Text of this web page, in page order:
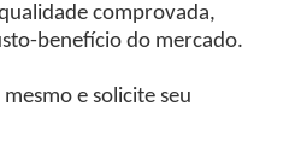
comprovada,
benefício do mercado.
e solicite seu